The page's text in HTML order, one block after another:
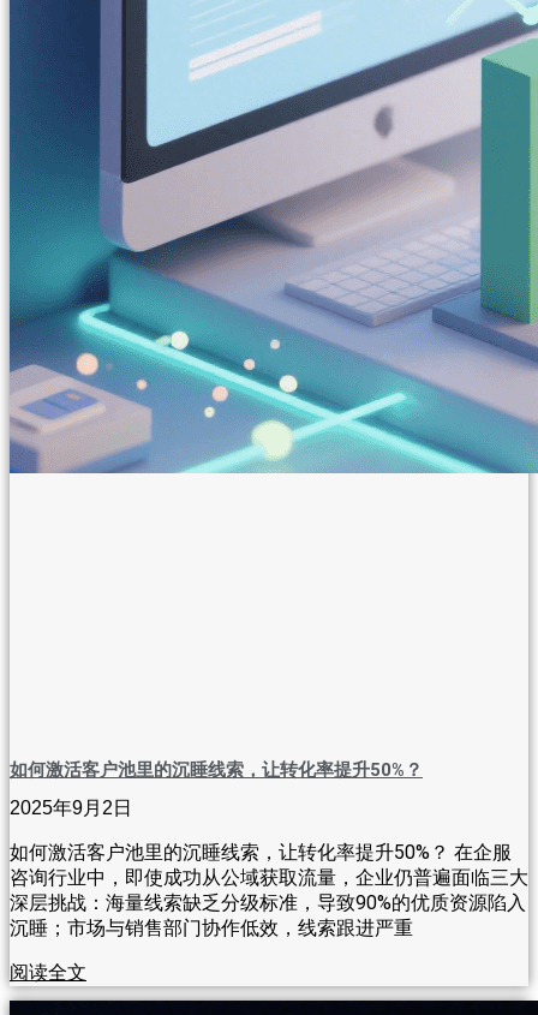
如何激活客户池里的沉睡线索，让转化率提升50%？
2025年9月2日
如何激活客户池里的沉睡线索，让转化率提升50%？ 在企服
咨询行业中，即使成功从公域获取流量，企业仍普遍面临三大
深层挑战：海量线索缺乏分级标准，导致90%的优质资源陷入
沉睡；市场与销售部门协作低效，线索跟进严重
阅读全文